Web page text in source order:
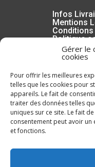
Gérer le
cookies
Pour offrir les meilleures
telles que les cookies pour
appareils. Le fait de
traiter des données telles
uniques sur ce site. Le fait
consentement peut avoir
et fonctions.
Infos
Mentions
Politique